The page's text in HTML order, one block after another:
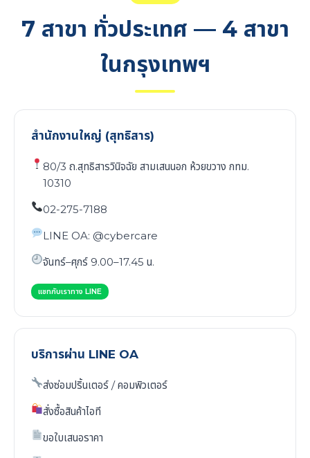
7 สาขา ทั่วประเทศ — 4 สาขา
ในกรุงเทพฯ
สำนักงานใหญ่ (สุทธิสาร)
80/3 ถ.สุทธิสารวินิจฉัย สามเสนนอก ห้วยขวาง กทม.
10310
02-275-7188
LINE OA: @cybercare
จันทร์–ศุกร์ 9.00–17.45 น.
แชทกับเราทาง LINE
บริการผ่าน LINE OA
ส่งซ่อมปริ้นเตอร์ / คอมพิวเตอร์
สั่งซื้อสินค้าไอที
ขอใบเสนอราคา